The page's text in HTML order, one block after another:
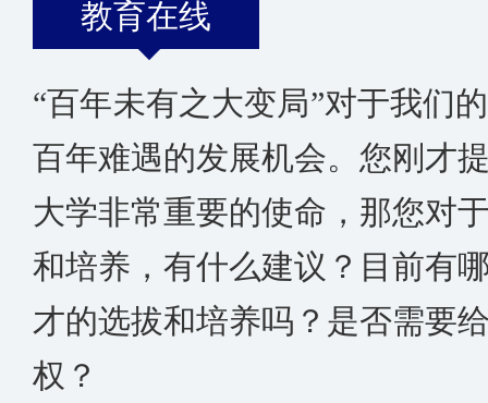
教育在线
“百年未有之大变局”对于我们
百年难遇的发展机会。您刚才
大学非常重要的使命，那您对
和培养，有什么建议？目前有
才的选拔和培养吗？是否需要
权？